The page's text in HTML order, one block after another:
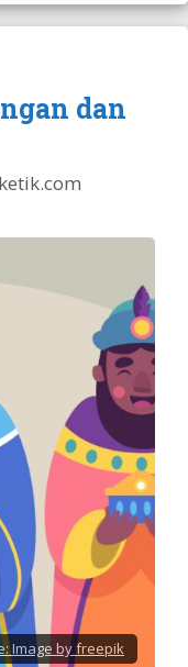
dan
Image by freepik